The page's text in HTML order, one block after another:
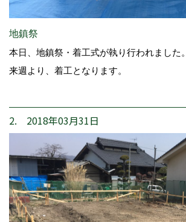
地鎮祭
本日、地鎮祭・着工式が執り行われました。
来週より、着工となります。
2. 2018年03月31日